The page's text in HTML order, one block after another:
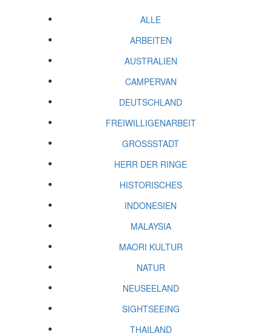
ALLE
ARBEITEN
AUSTRALIEN
CAMPERVAN
DEUTSCHLAND
FREIWILLIGENARBEIT
GROSSSTADT
HERR DER RINGE
HISTORISCHES
INDONESIEN
MALAYSIA
MAORI KULTUR
NATUR
NEUSEELAND
SIGHTSEEING
THAILAND